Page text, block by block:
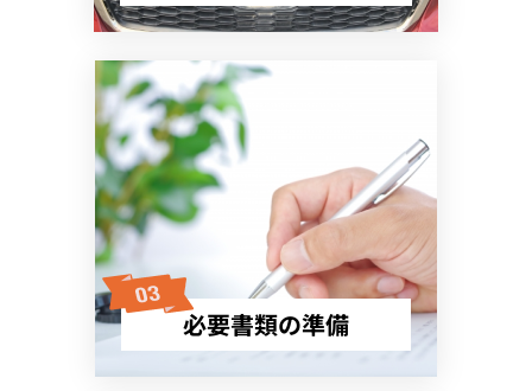
必要書類の準備